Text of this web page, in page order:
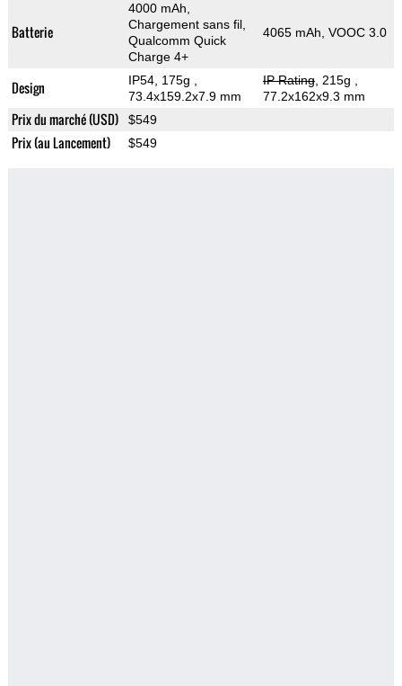
Batterie
4000 mAh,
Chargement sans fil,
Qualcomm Quick
Charge 4+
4065 mAh, VOOC 3.0
Design IP54, 175g
73.4x159.2x7.9 mm
IP Rating, 215g
77.2x162x9.3 mm
Prix du marché (USD) $549
Prix (au Lancement) $549